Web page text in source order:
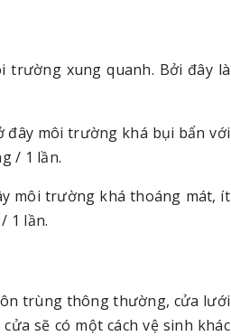
trường xung quanh. Bởi đây là
đây môi trường khá bụi bẩn với
/ 1 lần.
môi trường khá thoáng mát, ít
1 lần.
trùng thông thường, cửa lưới
sẽ có một cách vệ sinh khác